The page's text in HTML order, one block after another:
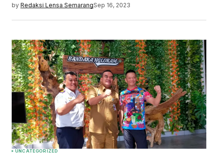
by Redaksi Lensa SemarangSep 16, 2023
UNCATEGORIZED